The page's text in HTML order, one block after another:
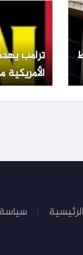
ترامب
ويطالب
الرئيسية